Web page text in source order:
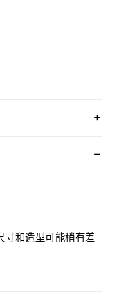
寸和造型可能稍有差